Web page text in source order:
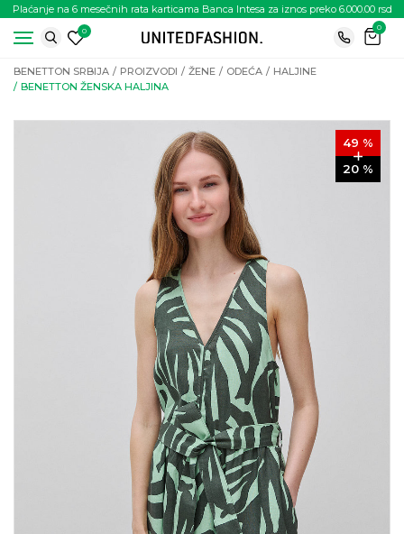
Plaćanje na 6 mesečnih rata karticama Banca Intesa za iznos preko 6.000.00 rsd
0
0
BENETTON SRBIJA PROIZVODI ŽENE ODEĆA
HALJINE
BENETTON ŽENSKA HALJINA
49 %
20 %